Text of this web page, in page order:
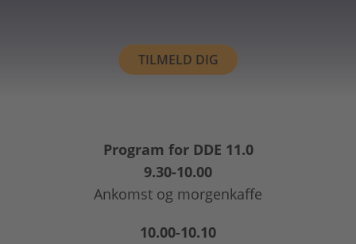
TILMELD DIG
Program for DDE 11.0
9.30-10.00
Ankomst og morgenkaffe
10.00-10.10